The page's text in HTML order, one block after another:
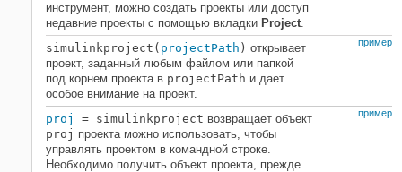
Советы
Вопросы совместимости
Смотрите также
инструмент, можно создать проекты или доступ
недавние проекты с помощью вкладки Project.
пример
simulinkproject( projectPath ) открывает
проект, заданный любым файлом или папкой
под корнем проекта в projectPath и дает
особое внимание на проект.
пример
proj = simulinkproject возвращает объект
proj проектаможно использовать, чтобы
управлять проектом в командной строке.
Необходимо получить объект проекта, прежде